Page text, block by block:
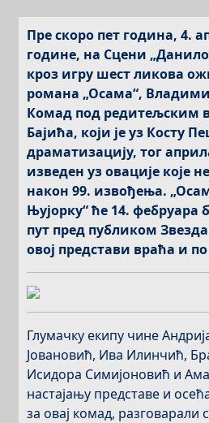
Пре скоро пет година, 4.
године, на Сцени „Данило
кроз игру шест ликова
романа „Осама“,
Комад под редитељским
Бајића, који је уз Косту
драматизацију, тог
изведен уз овације које
након 99. извођења.
Њујорку“ ће 14. фебруара
пут пред публиком
овој представи враћа и
Глумачку екипу чине
Јовановић, Ива Илинчић,
Исидора Симијоновић и
настајању представе и
за овај комад, разговарали